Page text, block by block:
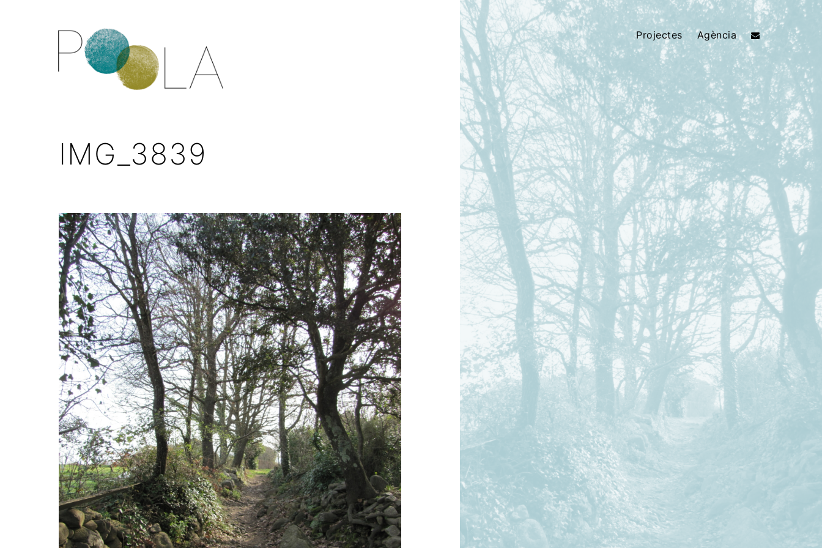
Projectes Agència
IMG_3839